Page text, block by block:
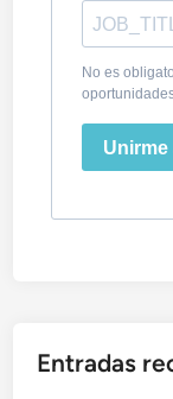
No es
Unirme
Entradas